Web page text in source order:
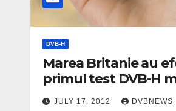
DVB-H
Marea Britanie au
primul test DVB-H
JULY 17, 2012 DVBNEWS